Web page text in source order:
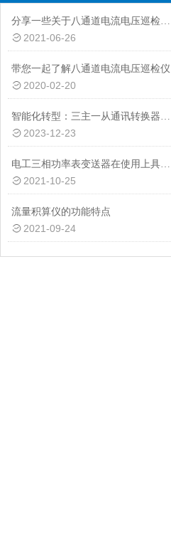
分享一些关于八通道电流电压巡检仪的按键功能
2021-06-26
带您一起了解八通道电流电压巡检仪
2020-02-20
智能化转型：三主一从通讯转换器助力工业设备互联互通
2023-12-23
电工三相功率表变送器在使用上具有诸多功能特点
2021-10-25
流量积算仪的功能特点
2021-09-24